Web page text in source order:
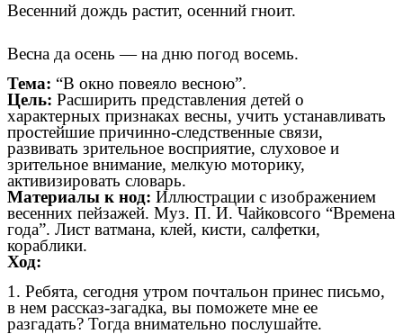
Весенний дождь растит, осенний гноит.
Весна да осень — на дню погод восемь.
Тема: “В окно повеяло весною”.
Цель: Расширить представления детей о
характерных признаках весны, учить устанавливать
простейшие причинно-следственные связи,
развивать зрительное восприятие, слуховое и
зрительное внимание, мелкую моторику,
активизировать словарь.
Материалы к нод: Иллюстрации с изображением
весенних пейзажей. Муз. П. И. Чайковсого “Времена
года”. Лист ватмана, клей, кисти, салфетки,
кораблики.
Ход:
1. Ребята, сегодня утром почтальон принес письмо,
в нем рассказ-загадка, вы поможете мне ее
разгадать? Тогда внимательно послушайте.